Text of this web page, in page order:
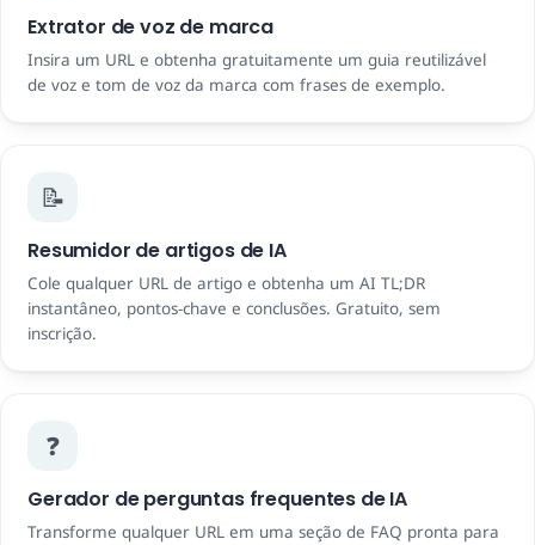
Extrator de voz de marca
Insira um URL e obtenha gratuitamente um guia reutilizável
de voz e tom de voz da marca com frases de exemplo.
📝
Resumidor de artigos de IA
Cole qualquer URL de artigo e obtenha um AI TL;DR
instantâneo, pontos-chave e conclusões. Gratuito, sem
inscrição.
❓
Gerador de perguntas frequentes de IA
Transforme qualquer URL em uma seção de FAQ pronta para